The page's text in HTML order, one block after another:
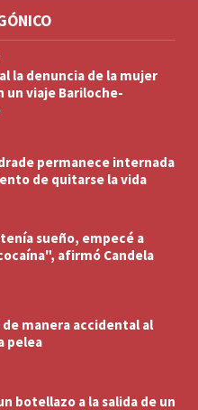
la denuncia de la mujer
un viaje Bariloche-
permanece internada
de quitarse la vida
sueño, empecé a
afirmó Candela
de manera accidental al
pelea
botellazo a la salida de un